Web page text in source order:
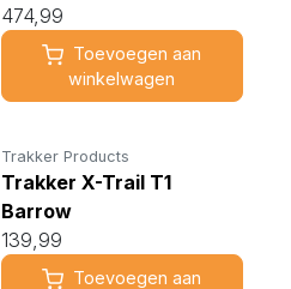
474,99
Toevoegen aan
winkelwagen
Trakker Products
Trakker X-Trail T1
Barrow
139,99
Toevoegen aan